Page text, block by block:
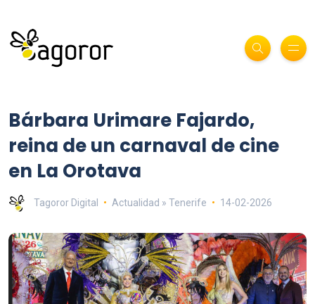
Bárbara Urimare Fajardo,
reina de un carnaval de cine
en La Orotava
Tagoror Digital Actualidad » Tenerife 14-02-2026